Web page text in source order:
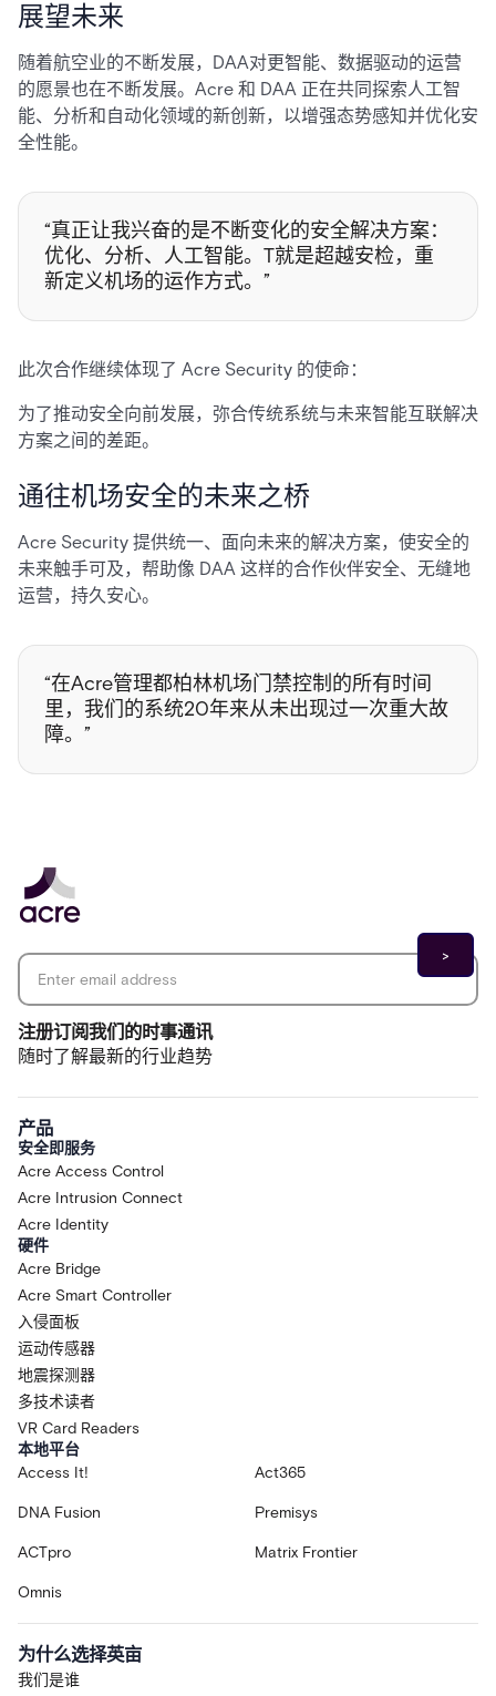
展望未来
随着航空业的不断发展，DAA对更智能、数据驱动的运营
的愿景也在不断发展。Acre 和 DAA 正在共同探索人工智
能、分析和自动化领域的新创新，以增强态势感知并优化安
全性能。
“真正让我兴奋的是不断变化的安全解决方案：
优化、分析、人工智能。T就是超越安检，重
新定义机场的运作方式。”
此次合作继续体现了 Acre Security 的使命：
为了推动安全向前发展，弥合传统系统与未来智能互联解决
方案之间的差距。
通往机场安全的未来之桥
Acre Security 提供统一、面向未来的解决方案，使安全的
未来触手可及，帮助像 DAA 这样的合作伙伴安全、无缝地
运营，持久安心。
“在Acre管理都柏林机场门禁控制的所有时间
里，我们的系统20年来从未出现过一次重大故
障。”
注册订阅我们的时事通讯
随时了解最新的行业趋势
产品
安全即服务
Acre Access Control
Acre Intrusion Connect
Acre Identity
硬件
Acre Bridge
Acre Smart Controller
入侵面板
运动传感器
地震探测器
多技术读者
VR Card Readers
本地平台
Access It!
Act365
DNA Fusion Premisys
ACTpro Matrix Frontier
Omnis
为什么选择英亩
我们是谁